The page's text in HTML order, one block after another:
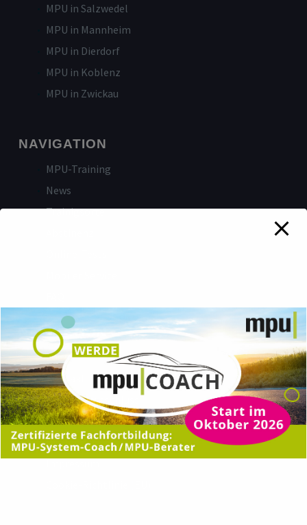
MPU in Salzwedel
MPU in Mannheim
MPU in Dierdorf
MPU in Koblenz
MPU in Zwickau
NAVIGATION
MPU-Training
News
Trainigsorte
NAVIGATION
Login
Kontakt
Haftungsausschluss
Datenschutzerklärung
Disclaimer